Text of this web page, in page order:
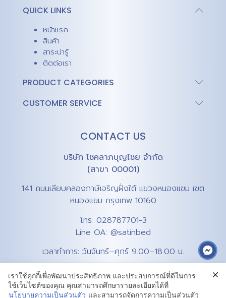
QUICK LINKS
หน้าแรก
สินค้า
สาระน่ารู้
ติดต่อเรา
PRODUCT CATEGORIES
CUSTOMER SERVICE
CONTACT US
บริษัท โชคลาภบุญไชย จำกัด
(สาขา 00001)
141 ถนนเลียบคลองภาษีเจริญฝั่งใต้ แขวงหนองแขม เขต
หนองแขม กรุงเทพ 10160
โทร: 028787701-3
Line OA: @satinbed
เวลาทำการ: วันจันทร์–ศุกร์ 9.00–18.00 น.
เราใช้คุกกี้เพื่อพัฒนาประสิทธิภาพ และประสบการณ์ที่ดีในการ
ใช้เว็บไซต์ของคุณ คุณสามารถศึกษารายละเอียดได้ที่
นโยบายความเป็นส่วนตัว และสามารถจัดการความเป็นส่วนตัว